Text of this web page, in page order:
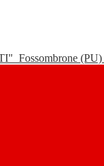
Fossombrone (PU)